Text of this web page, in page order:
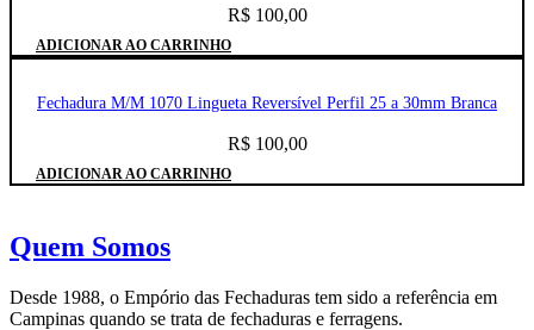
R$100,00
ADICIONAR AO CARRINHO
Fechadura M/M 1070 Lingueta Reversível Perfil 25 a 30mm Branca
R$100,00
ADICIONAR AO CARRINHO
Quem Somos
Desde 1988, o Empório das Fechaduras tem sido a referência em
Campinas quando se trata de fechaduras e ferragens.